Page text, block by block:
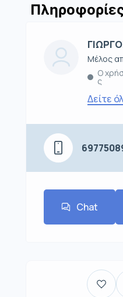
Μέλος
Ο
ς
Δείτε
Chat